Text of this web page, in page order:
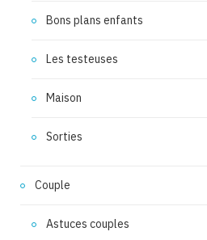
Bons plans enfants
Les testeuses
Maison
Sorties
Couple
Astuces couples